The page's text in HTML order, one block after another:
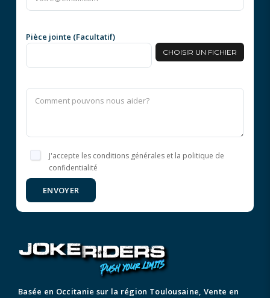
Pièce jointe (Facultatif)
CHOISIR UN FICHIER
J'accepte les conditions générales et la politique de
confidentialité
ENVOYER
Basée en Occitanie sur la région Toulousaine, Vente en